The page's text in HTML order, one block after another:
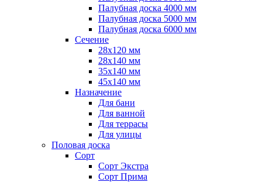
Палубная доска 4000 мм
Палубная доска 5000 мм
Палубная доска 6000 мм
Сечение
28х120 мм
28х140 мм
35х140 мм
45х140 мм
Назначение
Для бани
Для ванной
Для террасы
Для улицы
Половая доска
Сорт
Сорт Экстра
Сорт Прима